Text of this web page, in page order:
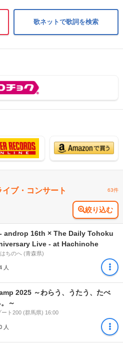
歌ネットで歌詞を検索
ブ・コンサート 63件
絞り込む
androp 16th × The Daily Tohoku
Live - at Hachinohe
ちのへ (青森県)
人
2025 ～わらう、うたう、たべ
～
ト200 (群馬県) 16:00
人